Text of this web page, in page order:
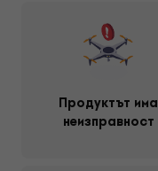
Продуктът има
неизправност